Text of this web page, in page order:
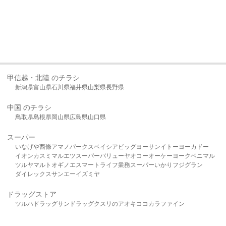
甲信越・北陸 のチラシ
新潟県富山県石川県福井県山梨県長野県
中国 のチラシ
鳥取県島根県岡山県広島県山口県
スーパー
いなげや西條アマノパークスベイシア ビッグヨーサンイトーヨーカドー
イオンカスミ マルエツスーパーバリューヤオコーオーケー ヨークベニマル
ツルヤマルト オギノ エスマート ライフ業務スーパーいかり フジグラン
ダイレックスサンエーイズミヤ
ドラッグストア
ツルハドラッグサンドラッグクスリのアオキ ココカラファイン